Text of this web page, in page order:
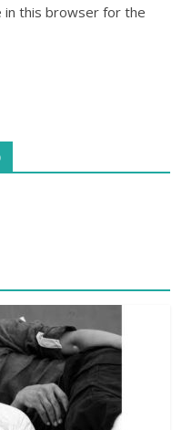
in this browser for the